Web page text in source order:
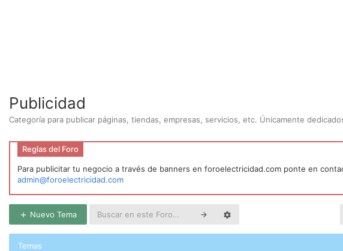
Publicidad
Categoría para publicar páginas, tiendas, empresas, servicios, etc. Únicamente
Reglas del Foro
Para publicitar tu negocio a través de banners en foroelectricidad.com ponte en
admin@foroelectricidad.com
Nuevo Tema
Temas